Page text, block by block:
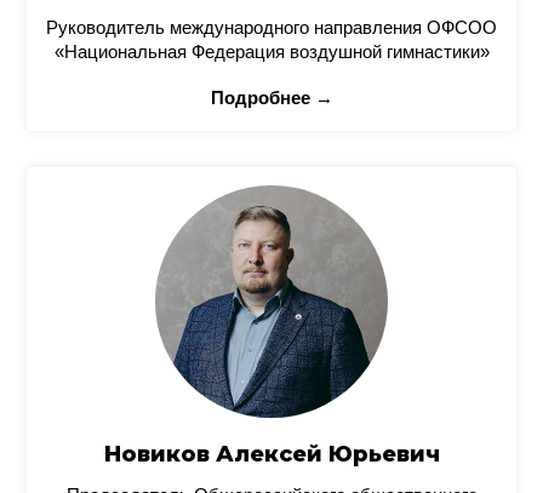
Руководитель международного направления ОФСОО
«Национальная Федерация воздушной гимнастики»
Подробнее →
Новиков Алексей Юрьевич